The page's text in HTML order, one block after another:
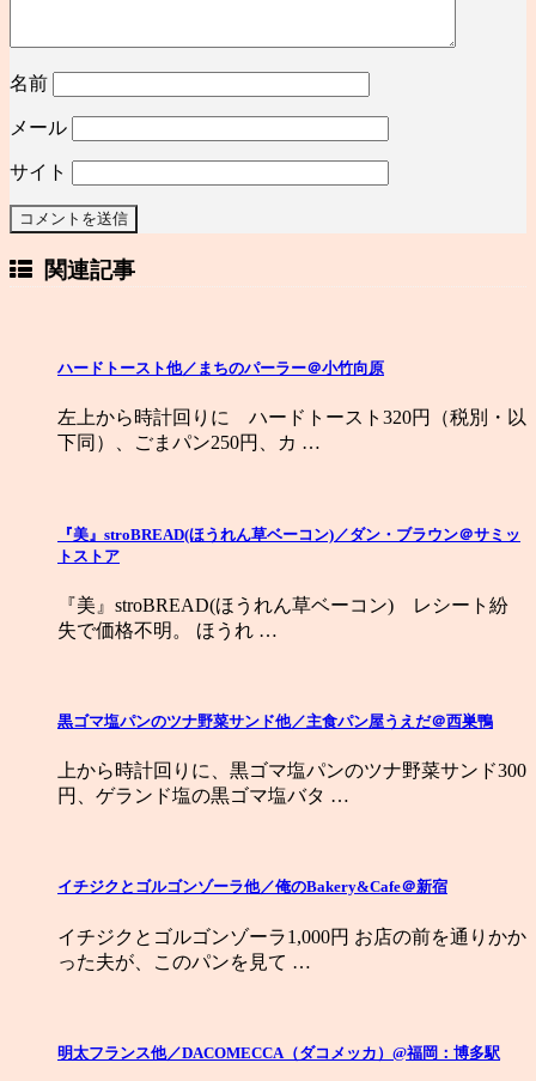
名前
メール
サイト
関連記事
ハードトースト他／まちのパーラー＠小竹向原
左上から時計回りに ハードトースト320円（税別・以
下同）、ごまパン250円、カ …
『美』stroBREAD(ほうれん草ベーコン)／ダン・ブラウン＠サミッ
トストア
『美』stroBREAD(ほうれん草ベーコン) レシート紛
失で価格不明。 ほうれ …
黒ゴマ塩パンのツナ野菜サンド他／主食パン屋うえだ＠西巣鴨
上から時計回りに、黒ゴマ塩パンのツナ野菜サンド300
円、ゲランド塩の黒ゴマ塩バタ …
イチジクとゴルゴンゾーラ他／俺のBakery&Cafe＠新宿
イチジクとゴルゴンゾーラ1,000円 お店の前を通りかか
った夫が、このパンを見て …
明太フランス他／DACOMECCA（ダコメッカ）@福岡：博多駅